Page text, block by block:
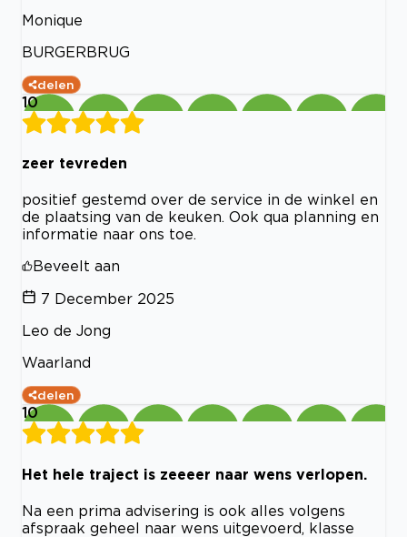
Monique
BURGERBRUG
delen
10
zeer tevreden
positief gestemd over de service in de winkel en
de plaatsing van de keuken. Ook qua planning en
informatie naar ons toe.
Beveelt aan
7 December 2025
Leo de Jong
Waarland
delen
10
Het hele traject is zeeeer naar wens verlopen.
Na een prima advisering is ook alles volgens
afspraak geheel naar wens uitgevoerd, klasse